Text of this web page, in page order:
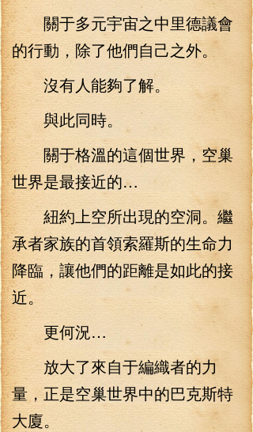
關于多元宇宙之中里德議會
的行動，除了他們自己之外。
沒有人能夠了解。
與此同時。
關于格溫的這個世界，空巢
世界是最接近的…
紐約上空所出現的空洞。繼
承者家族的首領索羅斯的生命力
降臨，讓他們的距離是如此的接
近。
更何況…
放大了來自于編織者的力
量，正是空巢世界中的巴克斯特
大廈。